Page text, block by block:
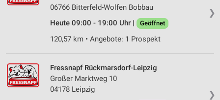
❯
06766 Bitterfeld-Wolfen Bobbau
Heute 09:00 - 19:00 Uhr |
Geöffnet
120,57 km • Angebote: 1 Prospekt
❯
Fressnapf Rückmarsdorf-Leipzig
Großer Marktweg 10
04178 Leipzig
Verwendung genauer Standortdaten
Informationen identifizieren
Notwendig
Performance